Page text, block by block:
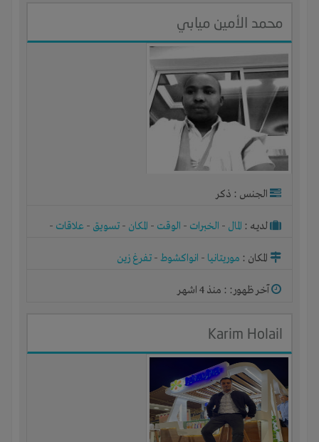
محمد الأمين ميابي
الجنس : ذكر
لديـه : المال - الخبرات - الوقت - المكان - تسويق - علاقات -
المكان : موريتانيا - انواكشوط- تفرغ زين
آخر ظهور: : منذ 4 اشهر
Karim Holail